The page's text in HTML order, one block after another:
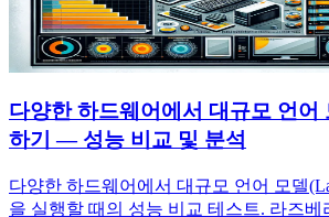
다양한 하드웨어에서 대규모 언
하기 — 성능 비교 및 분석
다양한 하드웨어에서 대규모 언어 모델
을 실행할 때의 성능 비교 테스트. 라즈베